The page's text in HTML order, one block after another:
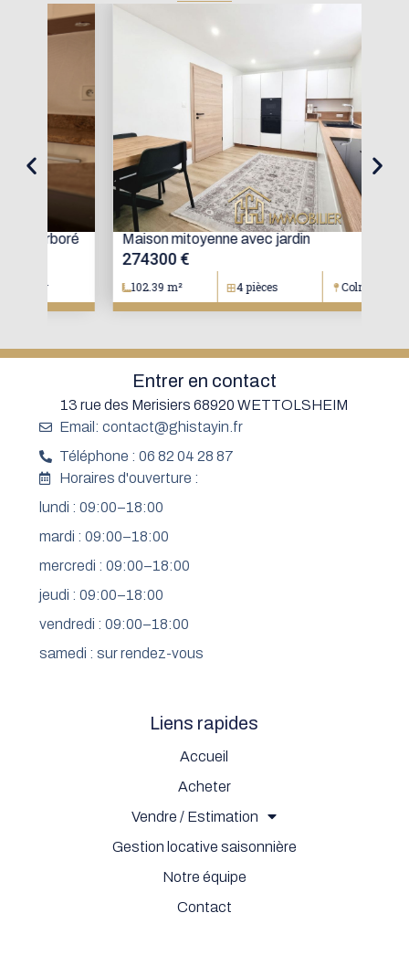
Maison mitoyenne avec jardin
274300 €
4 pièces Colmar
Liens rapides
Accueil
Acheter
Vendre / Estimation
Gestion locative saisonnière
Notre équipe
Contact
Entrer en contact
13 rue des Merisiers 68920 WETTOLSHEIM
Email: contact@ghistayin.fr
Téléphone : 06 82 04 28 87
Horaires d'ouverture :
lundi : 09:00–18:00
mardi : 09:00–18:00
mercredi : 09:00–18:00
jeudi : 09:00–18:00
vendredi : 09:00–18:00
samedi : sur rendez-vous